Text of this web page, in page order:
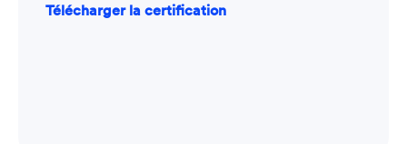
Télécharger la certification